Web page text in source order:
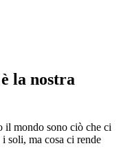
la nostra
il mondo sono ciò che ci
soli, ma cosa ci rende